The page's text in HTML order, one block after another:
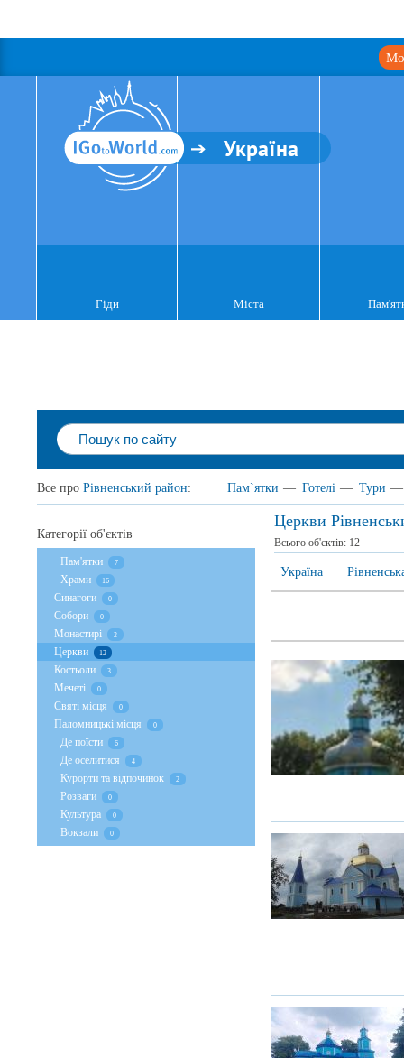
Україна
Гіди Міста
Все про Рівненський район: Пам`ятки — Готелі — Тури —
Церкви
Всього об'єктів: 12
Україна
Категорії об'єктів
Пам'ятки 7
Храми 16
Cинагоги 0
Собори 0
Монастирі 2
Церкви 12
Костьоли 3
Мечеті 0
Святі місця 0
Паломницькі місця 0
Де поїсти 6
Де оселитися 4
Курорти та відпочинок 2
Розваги 0
Культура 0
Вокзали 0